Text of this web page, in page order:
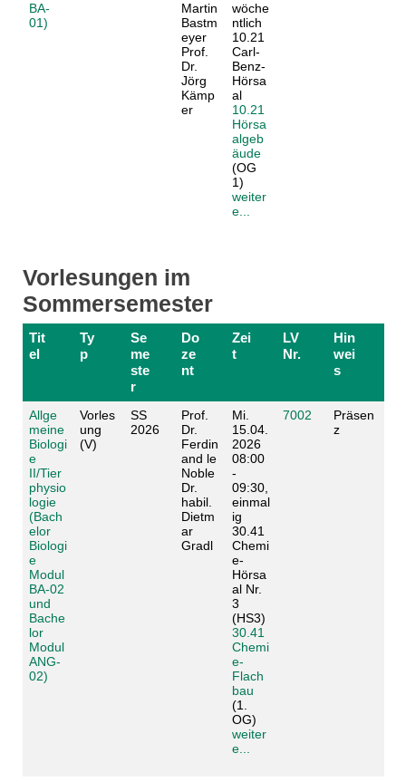
BA-
01)
Martin
Bastm
eyer
Prof.
Dr.
Jörg
Kämp
er
wöche
ntlich
10.21
Carl-
Benz-
Hörsa
al
10.21
Hörsa
algeb
äude
(OG
1)
weiter
e...
Vorlesungen im
Sommersemester
Tit
el
Ty
p
Se
me
ste
r
Do
ze
nt
Zei
t
LV
Nr.
Hin
wei
s
Allge
meine
Biologi
e
II/Tier
physio
logie
(Bach
elor
Biologi
e
Modul
BA-02
und
Bache
lor
Modul
ANG-
02)
Vorles
ung
(V)
SS
2026
Prof.
Dr.
Ferdin
and le
Noble
Dr.
habil.
Dietm
ar
Gradl
Mi.
15.04.
2026
08:00
-
09:30,
einmal
ig
30.41
Chemi
e-
Hörsa
al Nr.
3
(HS3)
30.41
Chemi
e-
Flach
bau
(1.
OG)
weiter
e...
7002
Präsen
z